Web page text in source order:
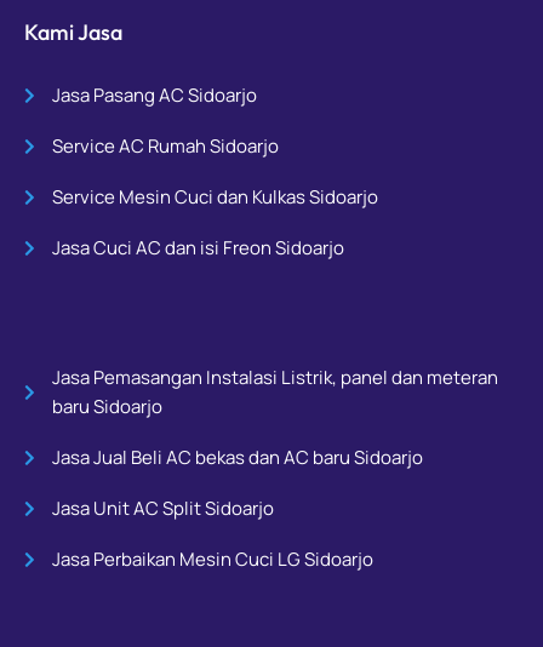
Kami Jasa
Jasa Pasang AC Sidoarjo
Service AC Rumah Sidoarjo
Service Mesin Cuci dan Kulkas Sidoarjo
Jasa Cuci AC dan isi Freon Sidoarjo
Jasa Pemasangan Instalasi Listrik, panel dan meteran
baru Sidoarjo
Jasa Jual Beli AC bekas dan AC baru Sidoarjo
Jasa Unit AC Split Sidoarjo
Jasa Perbaikan Mesin Cuci LG Sidoarjo